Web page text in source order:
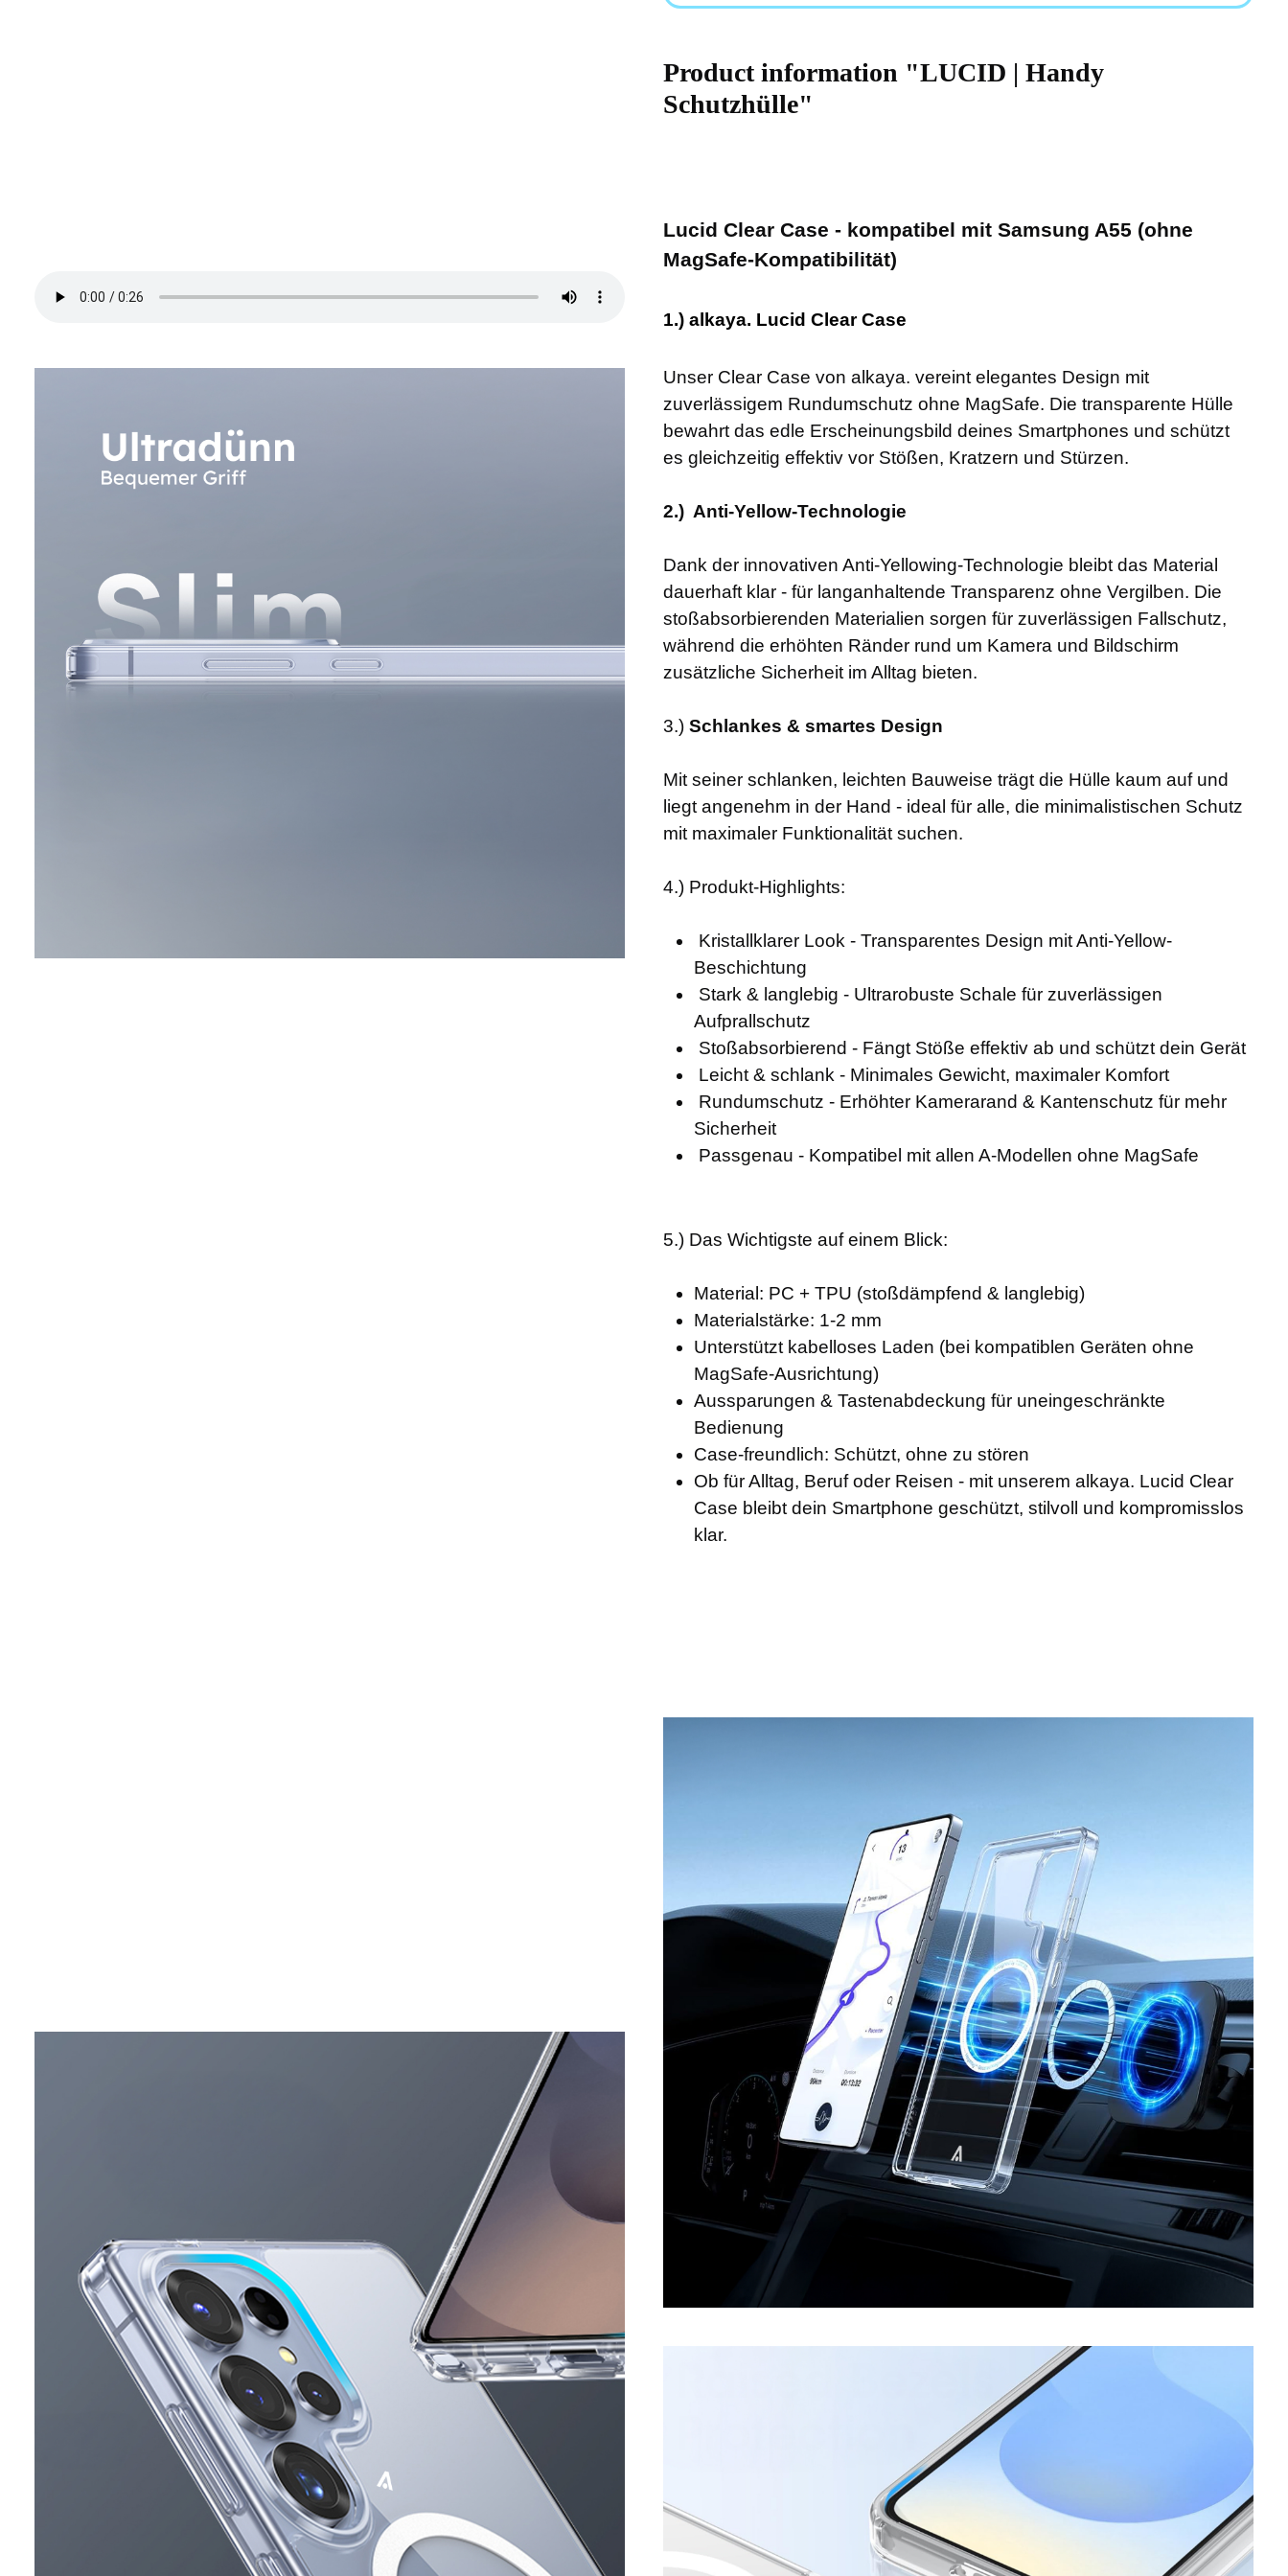
Product information "LUCID | Handy
Schutzhülle"
Lucid Clear Case - kompatibel mit Samsung A55 (ohne
MagSafe-Kompatibilität)
1.) alkaya. Lucid Clear Case
Unser Clear Case von alkaya. vereint elegantes Design mit
zuverlässigem Rundumschutz ohne MagSafe. Die transparente Hülle
bewahrt das edle Erscheinungsbild deines Smartphones und schützt
es gleichzeitig effektiv vor Stößen, Kratzern und Stürzen.
2.) Anti-Yellow-Technologie
Dank der innovativen Anti-Yellowing-Technologie bleibt das Material
dauerhaft klar - für langanhaltende Transparenz ohne Vergilben. Die
stoßabsorbierenden Materialien sorgen für zuverlässigen Fallschutz,
während die erhöhten Ränder rund um Kamera und Bildschirm
zusätzliche Sicherheit im Alltag bieten.
3.) Schlankes & smartes Design
Mit seiner schlanken, leichten Bauweise trägt die Hülle kaum auf und
liegt angenehm in der Hand - ideal für alle, die minimalistischen Schutz
mit maximaler Funktionalität suchen.
4.) Produkt-Highlights:
Kristallklarer Look - Transparentes Design mit Anti-Yellow-
Beschichtung
Stark & langlebig - Ultrarobuste Schale für zuverlässigen
Aufprallschutz
Stoßabsorbierend - Fängt Stöße effektiv ab und schützt dein Gerät
Leicht & schlank - Minimales Gewicht, maximaler Komfort
Rundumschutz - Erhöhter Kamerarand & Kantenschutz für mehr
Sicherheit
Passgenau - Kompatibel mit allen A-Modellen ohne MagSafe
5.) Das Wichtigste auf einem Blick:
Material: PC + TPU (stoßdämpfend & langlebig)
Materialstärke: 1-2 mm
Unterstützt kabelloses Laden (bei kompatiblen Geräten ohne
MagSafe-Ausrichtung)
Aussparungen & Tastenabdeckung für uneingeschränkte
Bedienung
Case-freundlich: Schützt, ohne zu stören
Ob für Alltag, Beruf oder Reisen - mit unserem alkaya. Lucid Clear
Case bleibt dein Smartphone geschützt, stilvoll und kompromisslos
klar.